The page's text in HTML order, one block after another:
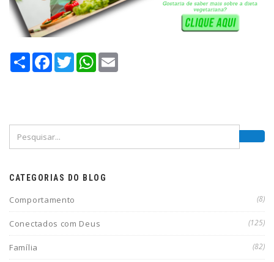
Compartilhe
FacebookTwitterWhatsApp
CATEGORIAS DO BLOG
Comportamento (8)
Conectados com Deus (125)
Família (82)